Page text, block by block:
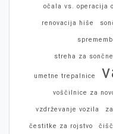
očala vs. operacija
renovacija hiše
streha za
umetne trepalnice
voščilnice za
vzdrževanje vozila
čestitke za rojstvo